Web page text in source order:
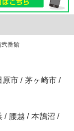
弐番館
原市 / 茅ヶ崎市 /
/ 腰越 / 本鵠沼 /